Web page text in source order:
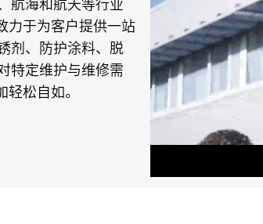
航海和航天等行业
力于为客户提供一站
剂、防护涂料、脱
特定维护与维修需
轻松自如。